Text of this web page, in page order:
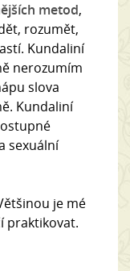
metod,
rozumět,
Kundaliní
nerozumím
slova
Kundaliní
sexuální
je mé
praktikovat.